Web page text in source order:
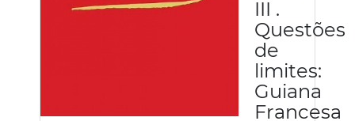
III .
Questões
de
limites:
Guiana
Francesa